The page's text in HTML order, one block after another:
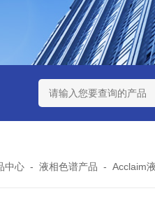
纤维滤纸 Thermo ICP/
中心 - 液相色谱产品 - Acclaim